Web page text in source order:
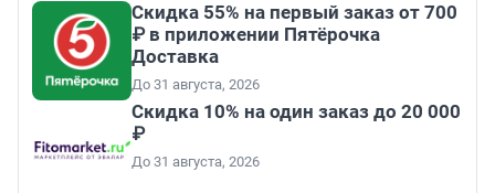
Скидка 55% на первый заказ от 700
₽ в приложении Пятёрочка
Доставка
До 31 августа, 2026
Скидка 10% на один заказ до 20 000
₽
До 31 августа, 2026